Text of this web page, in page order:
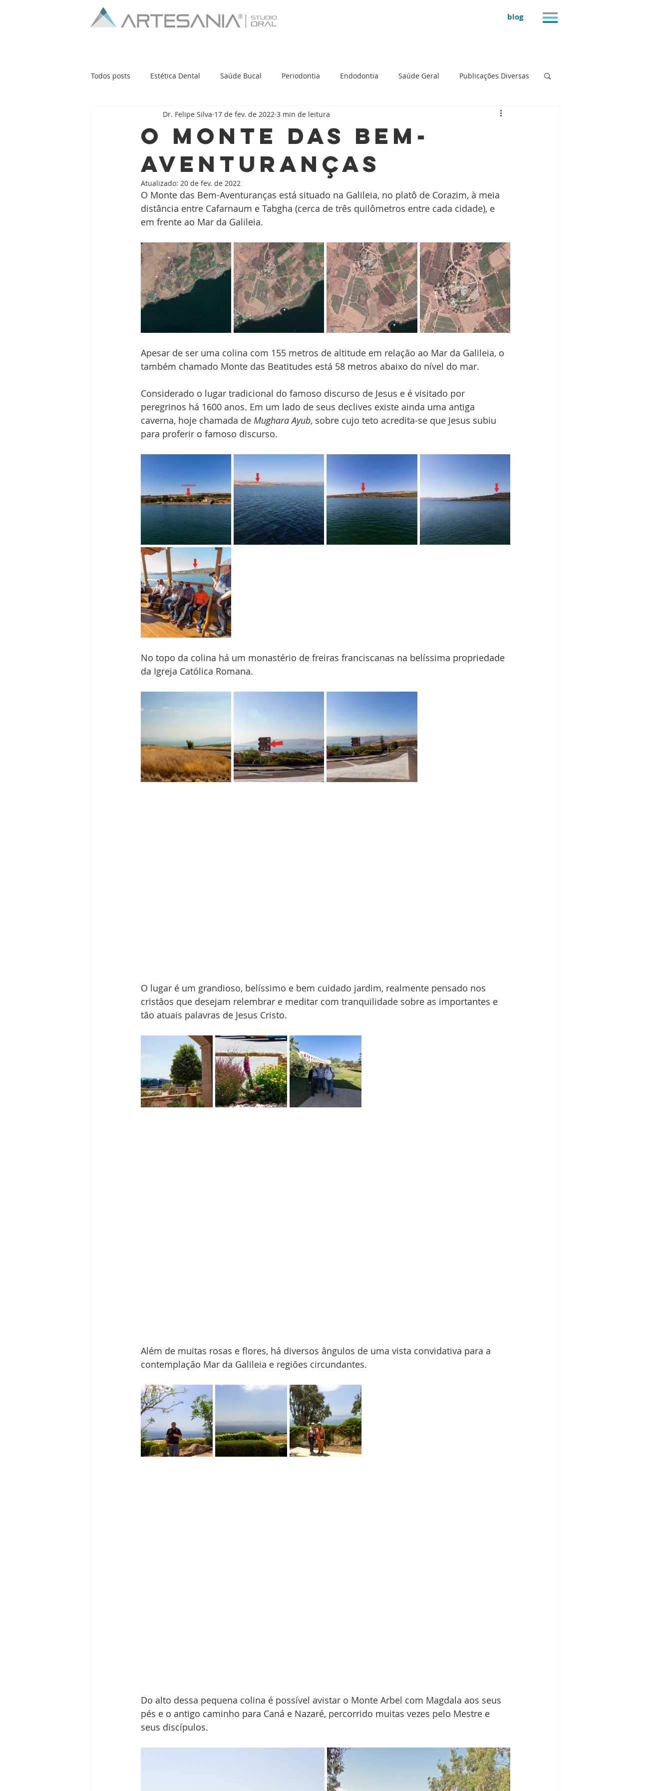
blog
Todos posts Estética Dental Saúde Bucal Periodontia Endodontia Saúde Geral Publicações Diversas
Começar Sua comunidade Turismo
O Monte das Bem-
Aventuranças
Dr. Felipe Silva 17 de fev. de 2022 3 min de leitura
Atualizado: 20 de fev. de 2022
O Monte das Bem-Aventuranças está situado na Galileia, no platô de Corazim, à meia
distância entre Cafarnaum e Tabgha (cerca de três quilômetros entre cada cidade), e
em frente ao Mar da Galileia.
Apesar de ser uma colina com 155 metros de altitude em relação ao Mar da Galileia, o
também chamado Monte das Beatitudes está 58 metros abaixo do nível do mar.
Considerado o lugar tradicional do famoso discurso de Jesus e é visitado por
peregrinos há 1600 anos. Em um lado de seus declives existe ainda uma antiga
caverna, hoje chamada de Mughara Ayub, sobre cujo teto acredita-se que Jesus subiu
para proferir o famoso discurso.
No topo da colina há um monastério de freiras franciscanas na belíssima propriedade
da Igreja Católica Romana.
O lugar é um grandioso, belíssimo e bem cuidado jardim, realmente pensado nos
cristãos que desejam relembrar e meditar com tranquilidade sobre as importantes e
tão atuais palavras de Jesus Cristo.
Além de muitas rosas e flores, há diversos ângulos de uma vista convidativa para a
contemplação Mar da Galileia e regiões circundantes.
Do alto dessa pequena colina é possível avistar o Monte Arbel com Magdala aos seus
pés e o antigo caminho para Caná e Nazaré, percorrido muitas vezes pelo Mestre e
seus discípulos.